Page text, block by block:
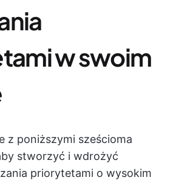
w swoim
z poniższymi sześcioma
stworzyć i wdrożyć
priorytetami o wysokim